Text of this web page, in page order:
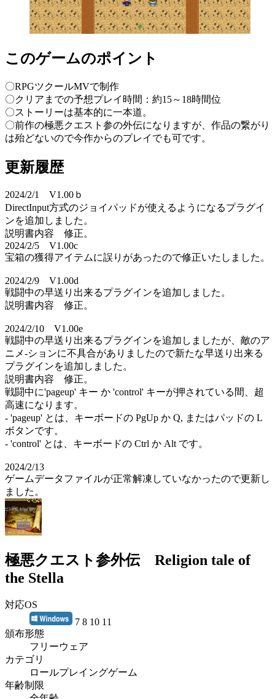
このゲームのポイント
〇RPGツクールMVで制作
〇クリアまでの予想プレイ時間：約15～18時間位
〇ストーリーは基本的に一本道。
〇前作の極悪クエスト参の外伝になりますが、作品の繋がり
は殆どないので今作からのプレイでも可です。
更新履歴
2024/2/1 V1.00ｂ
DirectInput方式のジョイパッドが使えるようになるプラグイ
ンを追加しました。
説明書内容 修正。
2024/2/5 V1.00c
宝箱の獲得アイテムに誤りがあったので修正いたしました。
2024/2/9 V1.00d
戦闘中の早送り出来るプラグインを追加しました。
説明書内容 修正。
2024/2/10 V1.00e
戦闘中の早送り出来るプラグインを追加しましたが、敵のア
ニメ-ションに不具合がありましたので新たな早送り出来る
プラグインを追加しました。
説明書内容 修正。
戦闘中に'pageup' キー か 'control' キーが押されている間、超
高速になります。
- 'pageup' とは、キーボードの PgUp か Q, またはパッドの L
ボタンです。
- 'control' とは、キーボードの Ctrl か Alt です。
2024/2/13
ゲームデータファイルが正常解凍していなかったので更新し
ました。
極悪クエスト参外伝 Religion tale of
the Stella
対応OS
7 8 10 11
頒布形態
フリーウェア
カテゴリ
ロールプレイングゲーム
年齢制限